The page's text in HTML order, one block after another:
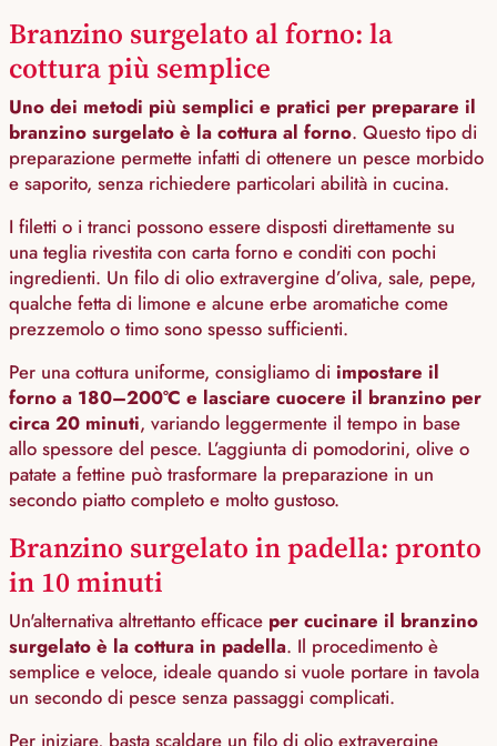
Branzino surgelato al forno: la
cottura più semplice
Uno dei metodi più semplici e pratici per preparare il
branzino surgelato è la cottura al forno. Questo tipo di
preparazione permette infatti di ottenere un pesce morbido
e saporito, senza richiedere particolari abilità in cucina.
I filetti o i tranci possono essere disposti direttamente su
una teglia rivestita con carta forno e conditi con pochi
ingredienti. Un filo di olio extravergine d’oliva, sale, pepe,
qualche fetta di limone e alcune erbe aromatiche come
prezzemolo o timo sono spesso sufficienti.
Per una cottura uniforme, consigliamo di impostare il
forno a 180–200°C e lasciare cuocere il branzino per
circa 20 minuti, variando leggermente il tempo in base
allo spessore del pesce. L’aggiunta di pomodorini, olive o
patate a fettine può trasformare la preparazione in un
secondo piatto completo e molto gustoso.
Branzino surgelato in padella: pronto
in 10 minuti
Un'alternativa altrettanto efficace per cucinare il branzino
surgelato è la cottura in padella. Il procedimento è
semplice e veloce, ideale quando si vuole portare in tavola
un secondo di pesce senza passaggi complicati.
Per iniziare, basta scaldare un filo di olio extravergine